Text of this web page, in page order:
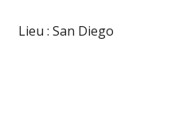
Lieu : San Diego